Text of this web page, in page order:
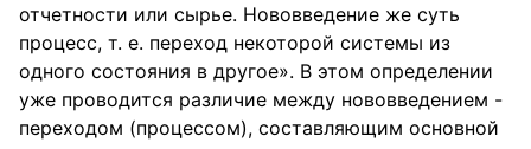
отчетности или сырье. Нововведение же суть
процесс, т. е. переход некоторой системы из
одного состояния в другое». В этом определении
уже проводится различие между нововведением -
переходом (процессом), составляющим основной